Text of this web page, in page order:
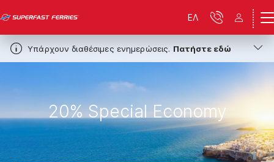
Υπάρχουν διαθέσιμες ενημερώσεις. Πατήστε εδώ
ΕΛ
20% Special Economy